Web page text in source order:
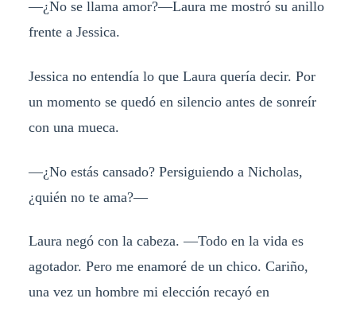
—¿No se llama amor?—Laura me mostró su anillo
frente a Jessica.
Jessica no entendía lo que Laura quería decir. Por
un momento se quedó en silencio antes de sonreír
con una mueca.
—¿No estás cansado? Persiguiendo a Nicholas,
¿quién no te ama?—
Laura negó con la cabeza. —Todo en la vida es
agotador. Pero me enamoré de un chico. Cariño,
una vez un hombre mi elección recayó en